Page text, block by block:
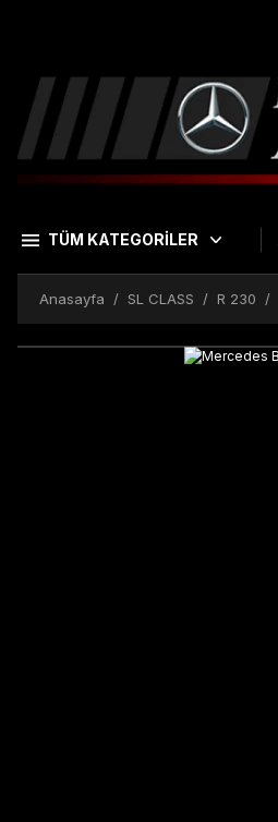
TÜM KATEGORİLER
Anasayfa SL CLASS R 230